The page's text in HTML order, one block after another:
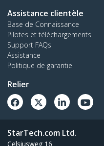
Assistance clientèle
Base de Connaissance
Pilotes et téléchargements
Support FAQs
Assistance
Politique de garantie
Relier
StarTech.com Ltd.
Celsiusweg 16